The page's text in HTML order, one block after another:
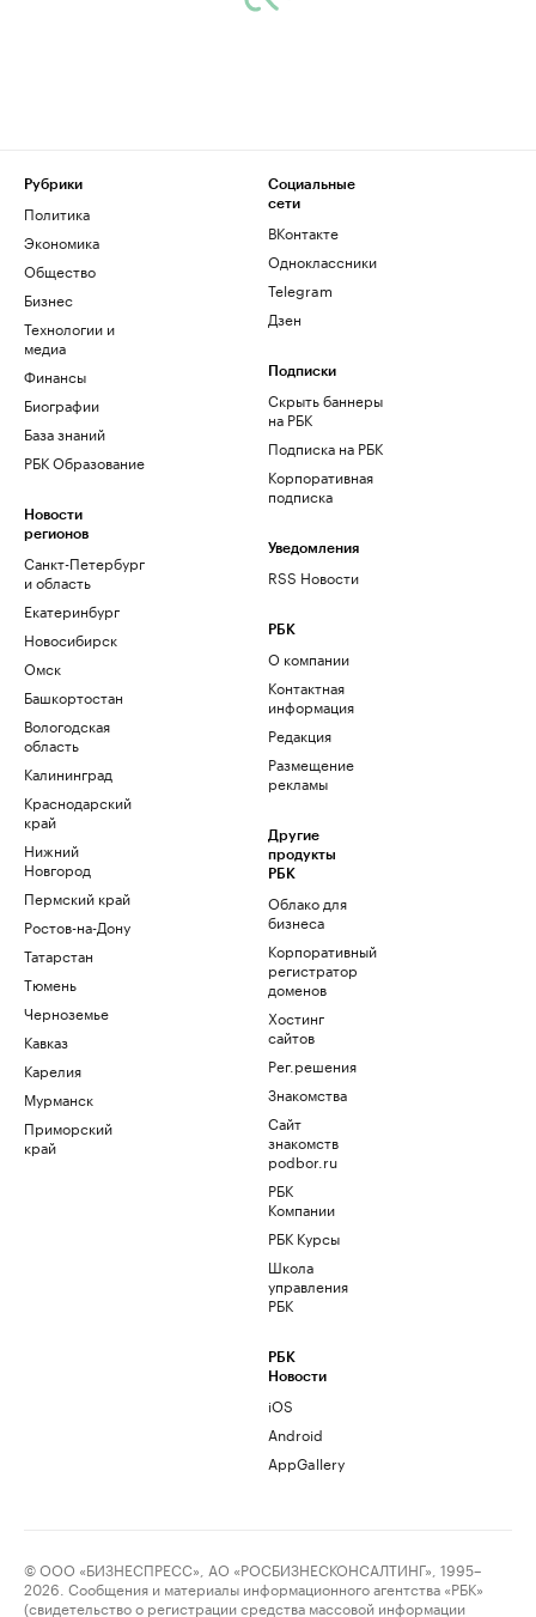
Рубрики
Политика
Экономика
Общество
Бизнес
Технологии и
медиа
Финансы
Биографии
База знаний
РБК Образование
Новости
регионов
Санкт-Петербург
и область
Екатеринбург
Новосибирск
Омск
Башкортостан
Вологодская
область
Калининград
Краснодарский
край
Нижний
Новгород
Пермский край
Ростов-на-Дону
Татарстан
Тюмень
Черноземье
Кавказ
Карелия
Мурманск
Приморский
край
Социальные
сети
ВКонтакте
Одноклассники
Telegram
Дзен
Подписки
Скрыть баннеры
на РБК
Подписка на РБК
Корпоративная
подписка
Уведомления
RSS Новости
РБК
О компании
Контактная
информация
Редакция
Размещение
рекламы
Другие
продукты
РБК
Облако для
бизнеса
Корпоративный
регистратор
доменов
Хостинг
сайтов
Рег.решения
Знакомства
Сайт
знакомств
podbor.ru
РБК
Компании
РБК Курсы
Школа
управления
РБК
РБК
Новости
iOS
Android
AppGallery
© ООО «БИЗНЕСПРЕСС», АО «РОСБИЗНЕСКОНСАЛТИНГ», 1995–
2026. Сообщения и материалы информационного агентства «РБК»
(свидетельство о регистрации средства массовой информации